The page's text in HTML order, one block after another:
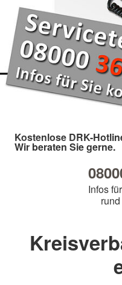
Kostenlose DRK-
Wir beraten Sie gerne.
Infos